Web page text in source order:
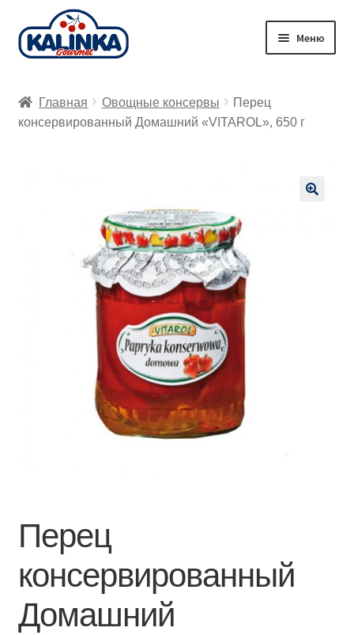
Перейти
к
Перейти
к
Меню
Заказ онлайн
Главная Овощные консервы
Перец
консервированный Домашний «VITAROL», 650 г
Перец
консервированный
Домашний